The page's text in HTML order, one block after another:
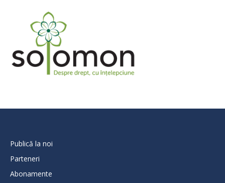
Publică la noi
Parteneri
Abonamente